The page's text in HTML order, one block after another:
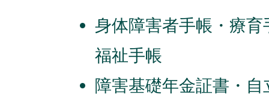
身体障害者手帳・療
福祉手帳
障害基礎年金証書・